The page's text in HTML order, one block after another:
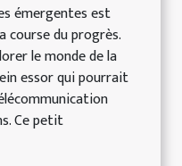
émergentes est
course du progrès.
le monde de la
essor qui pourrait
Ce petit